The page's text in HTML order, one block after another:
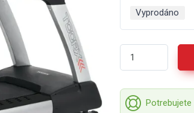
Vyprodáno